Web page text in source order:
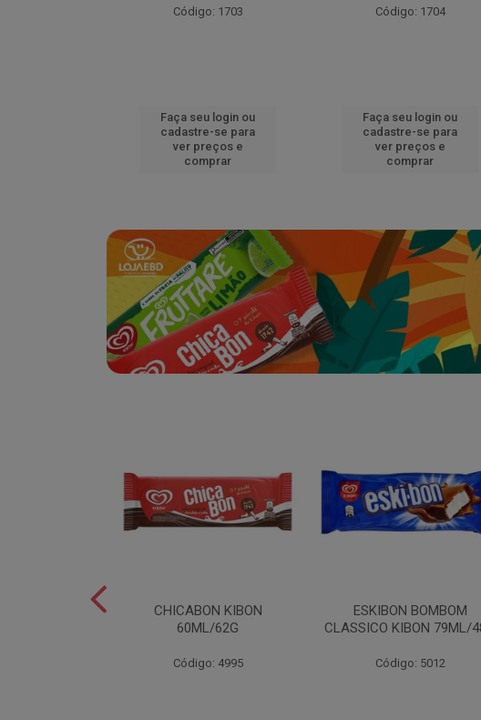
Código: 1703
Faça seu login ou
cadastre-se para
ver preços e
comprar
Código: 1704
Faça seu login ou
cadastre-se para
ver preços e
comprar
CHICABON KIBON
60ML/62G
Código: 4995
ESKIBON BOMBOM
CLASSICO KIBON 79ML/
Código: 5012